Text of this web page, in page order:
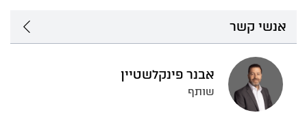
אנשי קשר
אבנר פינקלשטיין
שותף